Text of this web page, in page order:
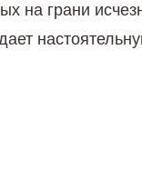
на грани